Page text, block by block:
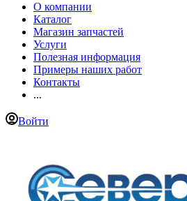
О компании
Каталог
Магазин запчастей
Услуги
Полезная информация
Примеры наших работ
Контакты
...
Войти